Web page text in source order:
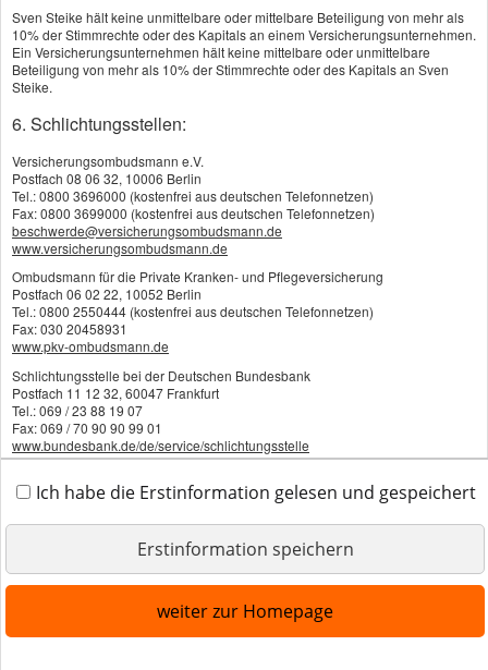
Impressum
Rechtliche Hinweise
Datenschutz
Erstinformation
Beschwerden
Cookies
Vertrag widerrufen
Diese Website verwendet Cookies. Einige Cookies sind
für den Betrieb der Website unbedingt erforderlich.
Andere Cookies sind optional und erweitern den
Funktionsumfang. Sie können Ihre Einwilligung
jederzeit widerrufen. Nähere Informationen finden Sie
in derDatenschutzerklärung.
alle Cookies erlauben
nur notwendige Cookies
Sven Steike hält keine unmittelbare oder mittelbare Beteiligung von mehr als
10% der Stimmrechte oder des Kapitals an einem Versicherungsunternehmen.
Ein Versicherungsunternehmen hält keine mittelbare oder unmittelbare
Beteiligung von mehr als 10% der Stimmrechte oder des Kapitals an Sven
Steike.
6. Schlichtungsstellen:
Versicherungsombudsmann e.V.
Postfach 08 06 32, 10006 Berlin
Tel.: 0800 3696000 (kostenfrei aus deutschen Telefonnetzen)
Fax: 0800 3699000 (kostenfrei aus deutschen Telefonnetzen)
beschwerde@versicherungsombudsmann.de
www.versicherungsombudsmann.de
Ombudsmann für die Private Kranken- und Pflegeversicherung
Postfach 06 02 22, 10052 Berlin
Tel.: 0800 2550444 (kostenfrei aus deutschen Telefonnetzen)
Fax: 030 20458931
www.pkv-ombudsmann.de
Schlichtungsstelle bei der Deutschen Bundesbank
Postfach 11 12 32, 60047 Frankfurt
Tel.: 069 / 23 88 19 07
Fax: 069 / 70 90 90 99 01
www.bundesbank.de/de/service/schlichtungsstelle
7. Beratung bei der Versicherungsvermittlung:
8. Informationen über Art und Quelle der Vergütung als
Ich habe die Erstinformation gelesen und gespeichert
Erstinformation speichern
weiter zur Homepage